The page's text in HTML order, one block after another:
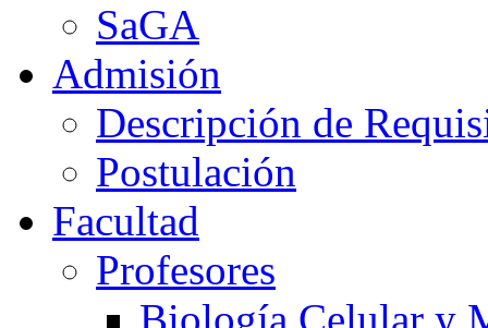
SaGA
Admisión
Descripción de
Postulación
Facultad
Profesores